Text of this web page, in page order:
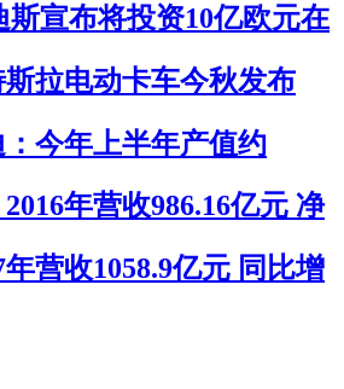
斯宣布将投资10亿欧元在
拉电动卡车今秋发布
今年上半年产值约
年营收986.16亿元 净
年营收1058.9亿元 同比增